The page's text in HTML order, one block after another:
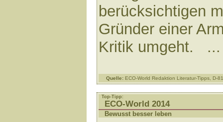
berücksichtigen
Gründer einer
Kritik umgeht.
Quelle: ECO-World Redaktion Literatur-Tipps, D-
Top-Tipp:
ECO-World 2014
Bewusst besser leben